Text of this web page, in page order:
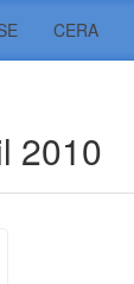
CERA
2010